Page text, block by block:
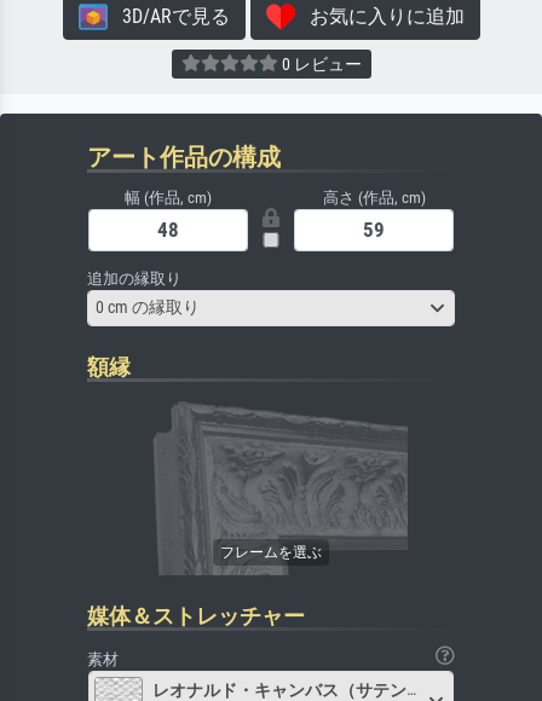
3D/ARで見る お気に入りに追加
0 レビュー
アート作品の構成
幅 (作品, cm) 高さ (作品, cm)
追加の縁取り
0 cm の縁取り
額縁
媒体＆ストレッチャー
素材
レオナルド・キャンバス（サテン）